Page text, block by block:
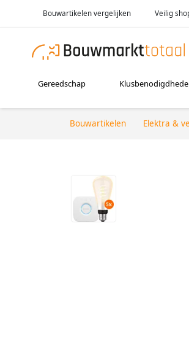
Bouwartikelen vergelijken Veilig
Gereedschap
Bouwartikelen Elektra &